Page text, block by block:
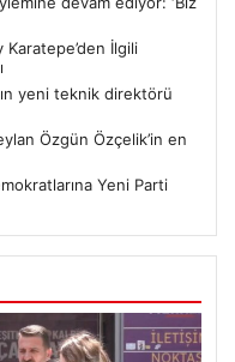
Karatepe’den İlgili
yeni teknik direktörü
Özgün Özçelik’in en
Yeni Parti